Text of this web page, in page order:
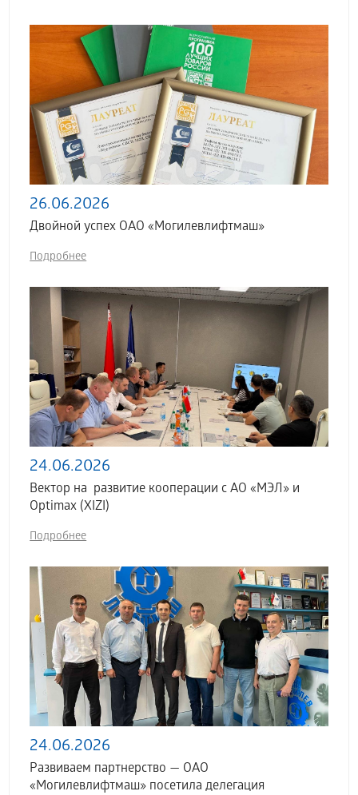
26.06.2026
Двойной успех ОАО «Могилевлифтмаш»
Подробнее
24.06.2026
Вектор на развитие кооперации с АО «МЭЛ» и
Optimax (XIZI)
Подробнее
24.06.2026
Развиваем партнерство — ОАО
«Могилевлифтмаш» посетила делегация